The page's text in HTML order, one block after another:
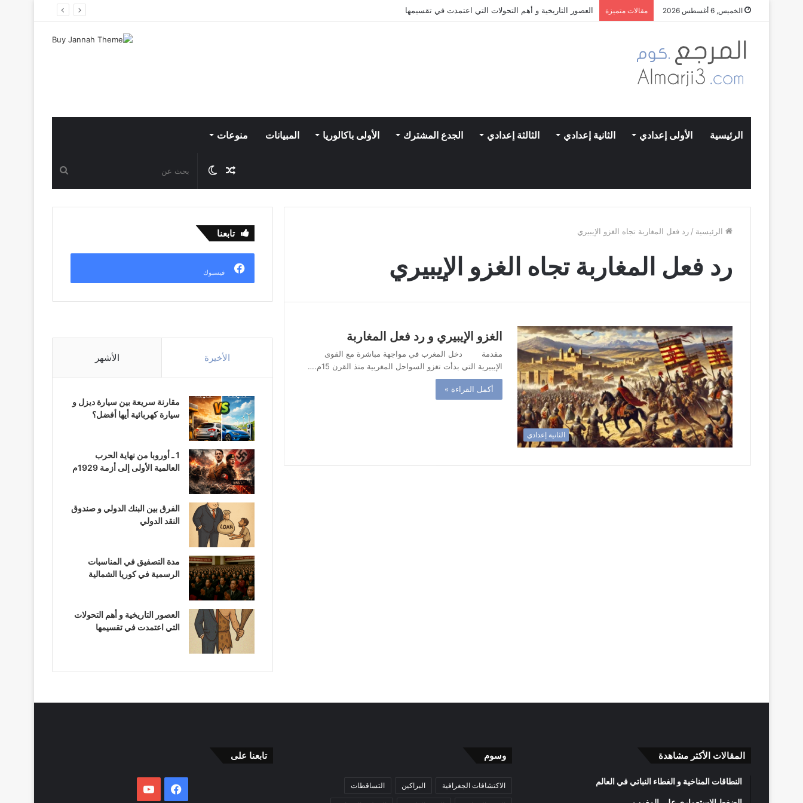
الخميس, 6 أغسطس 2026 مقالات متميزة العصور التاريخية و أهم التحولات التي اعتمدت في تقسيمها
الرئيسية الأولى إعدادي الثانية إعدادي الثالثة إعدادي الجدع المشترك الأولى باكالوريا المبيانات منوعات
عن
الوضع
المظلم
مقال
عشوائي
الرئيسية / رد فعل المغاربة تجاه الغزو الإيبيري
رد فعل المغاربة تجاه الغزو الإيبيري
الثانية إعدادي
الغزو الإيبيري و رد فعل المغاربة
مقدمة دخل المغرب في مواجهة مباشرة مع القوى
الإيبيرية التي بدأت تغزو السواحل المغربية منذ القرن 15م.…
أكمل القراءة »
تابعنا
فيسبوك
الأخيرة الأشهر
مقارنة سريعة بين سيارة ديزل و
سيارة كهربائية أيها أفضل؟
1 ـ أوروبا من نهاية الحرب
العالمية الأولى إلى أزمة 1929م
الفرق بين البنك الدولي و صندوق
النقد الدولي
مدة التصفيق في المناسبات
الرسمية في كوريا الشمالية
العصور التاريخية و أهم التحولات
التي اعتمدت في تقسيمها
المقالات الأكثر مشاهدة
النطاقات المناخية و الغطاء النباتي في العالم
وسوم
الاكتشافات الجغرافية البراكين التساقطات
تابعنا على
فيسبوكيوتيوب